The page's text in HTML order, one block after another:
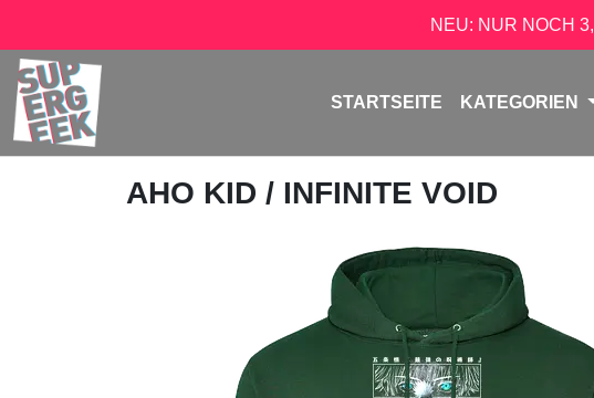
NEU: NUR NOCH
STARTSEITE KATEGORIEN
AHO KID / INFINITE VOID